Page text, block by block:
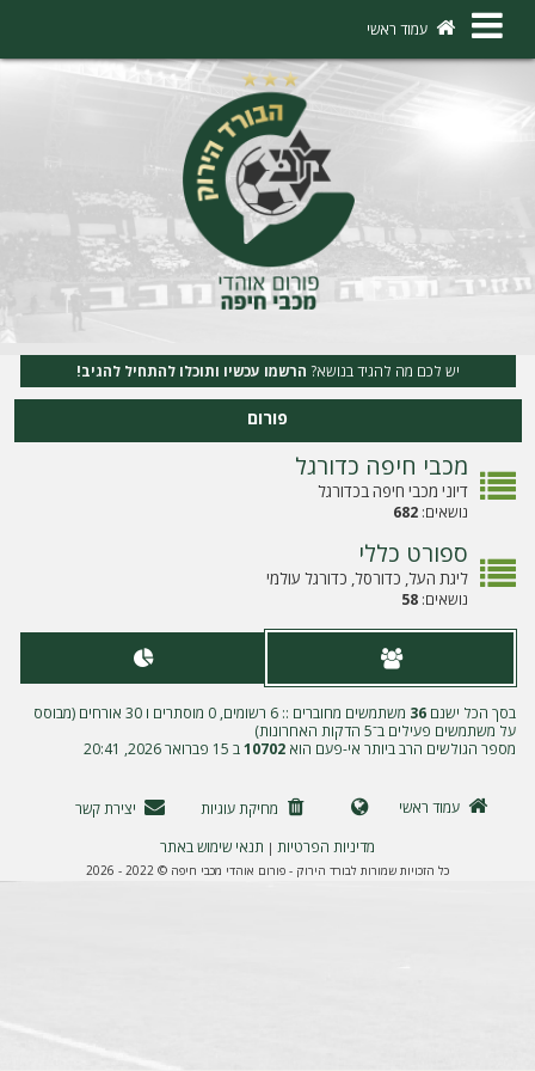
×
ו
ה
ר
ש
מ
עמוד ראשי
יש לכם מה להגיד בנושא? הרשמו עכשיו ותוכלו להתחיל להגיב!
פורום
מכבי חיפה כדורגל
דיוני מכבי חיפה בכדורגל
נושאים:682
ספורט כללי
ליגת העל, כדורסל, כדורגל עולמי
נושאים:58
בסך הכל ישנם36
משתמשים מחוברים :: 6 רשומים, 0 מוסתרים ו 30 אורחים (מבוסס
על משתמשים פעילים ב־5 הדקות האחרונות)
מספר הגולשים הרב ביותר אי-פעם הוא10702ב 15 פברואר 2026, 20:41
עמוד ראשי מחיקת עוגיות
יצירת קשר
מדיניות הפרטיות | תנאי שימוש באתר
כל הזכויות שמורות לבורד הירוק - פורום אוהדי מכבי חיפה © 2022 - 2026